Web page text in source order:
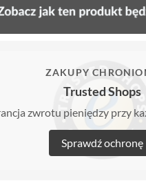
ZAKUPY
Trusted Shops
zwrotu pieniędzy przy
Sprawdź ochronę